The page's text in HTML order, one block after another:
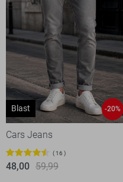
Blast -20%
Cars Jeans
16
48,00 59,99